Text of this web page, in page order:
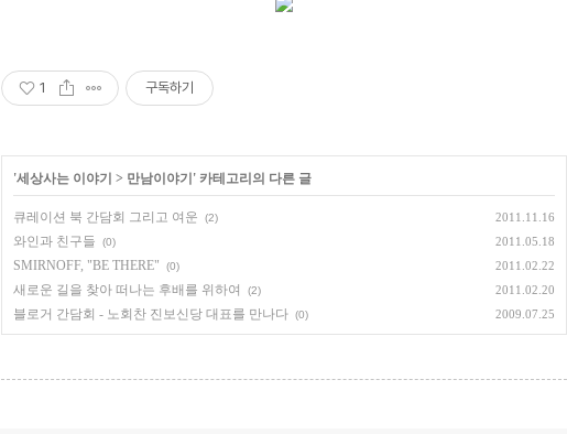
1 구독하기
'세상사는 이야기 > 만남이야기 ' 카테고리의 다른 글
큐레이션 북 간담회 그리고 여운 (2) 2011.11.16
와인과 친구들 (0) 2011.05.18
SMIRNOFF, "BE THERE" (0) 2011.02.22
새로운 길을 찾아 떠나는 후배를 위하여 (2) 2011.02.20
블로거 간담회 - 노회찬 진보신당 대표를 만나다 (0) 2009.07.25